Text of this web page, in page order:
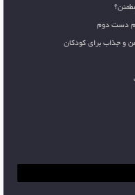
دست دوم
و جذاب برای کودکان